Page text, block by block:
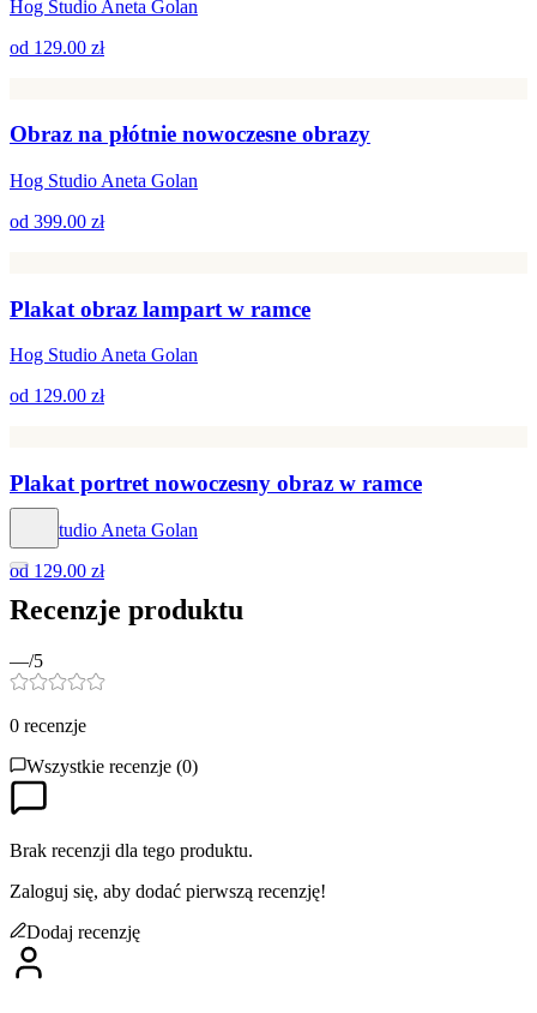
Hog Studio Aneta Golan
od 129.00 zł
Obraz na płótnie nowoczesne obrazy
Hog Studio Aneta Golan
od 399.00 zł
Plakat obraz lampart w ramce
Hog Studio Aneta Golan
od 129.00 zł
Plakat portret nowoczesny obraz w ramce
Hog Studio Aneta Golan
od 129.00 zł
Recenzje produktu
—/5
0 recenzje
Wszystkie recenzje (0)
Brak recenzji dla tego produktu.
Zaloguj się, aby dodać pierwszą recenzję!
Dodaj recenzję